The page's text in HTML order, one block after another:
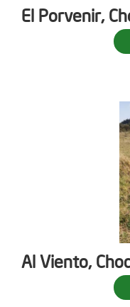
El Porvenir,
Al Viento,